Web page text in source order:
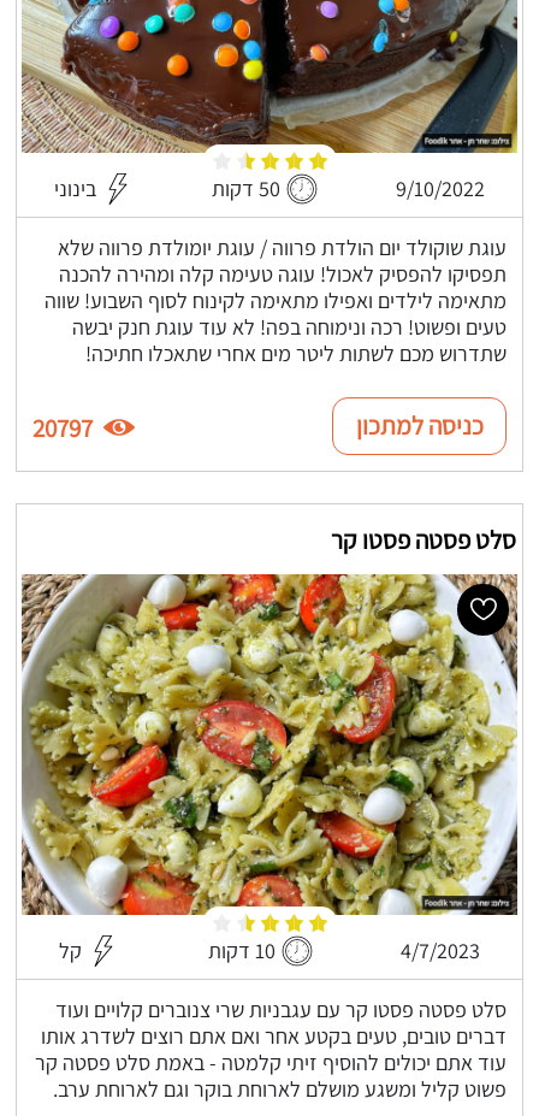
9/10/2022 50 דקות בינוני
עוגת שוקולד יום הולדת פרווה / עוגת יומולדת פרווה שלא
תפסיקו להפסיק לאכול! עוגה טעימה קלה ומהירה להכנה
מתאימה לילדים ואפילו מתאימה לקינוח לסוף השבוע! שווה
טעים ופשוט! רכה ונימוחה בפה! לא עוד עוגת חנק יבשה
שתדרוש מכם לשתות ליטר מים אחרי שתאכלו חתיכה!
כניסה למתכון 20797
סלט פסטה פסטו קר
4/7/2023 10 דקות קל
סלט פסטה פסטו קר עם עגבניות שרי צנוברים קלויים ועוד
דברים טובים, טעים בקטע אחר ואם אתם רוצים לשדרג אותו
עוד אתם יכולים להוסיף זיתי קלמטה - באמת סלט פסטה קר
פשוט קליל ומשגע מושלם לארוחת בוקר וגם לארוחת ערב.